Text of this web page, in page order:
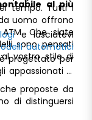
tempo. Tutti i
uomo offrono
Che siate
sono pensati
vostro stile di
al più
e lasciatevi
automatici
progettato per
appassionati di
proposte da
di distinguersi